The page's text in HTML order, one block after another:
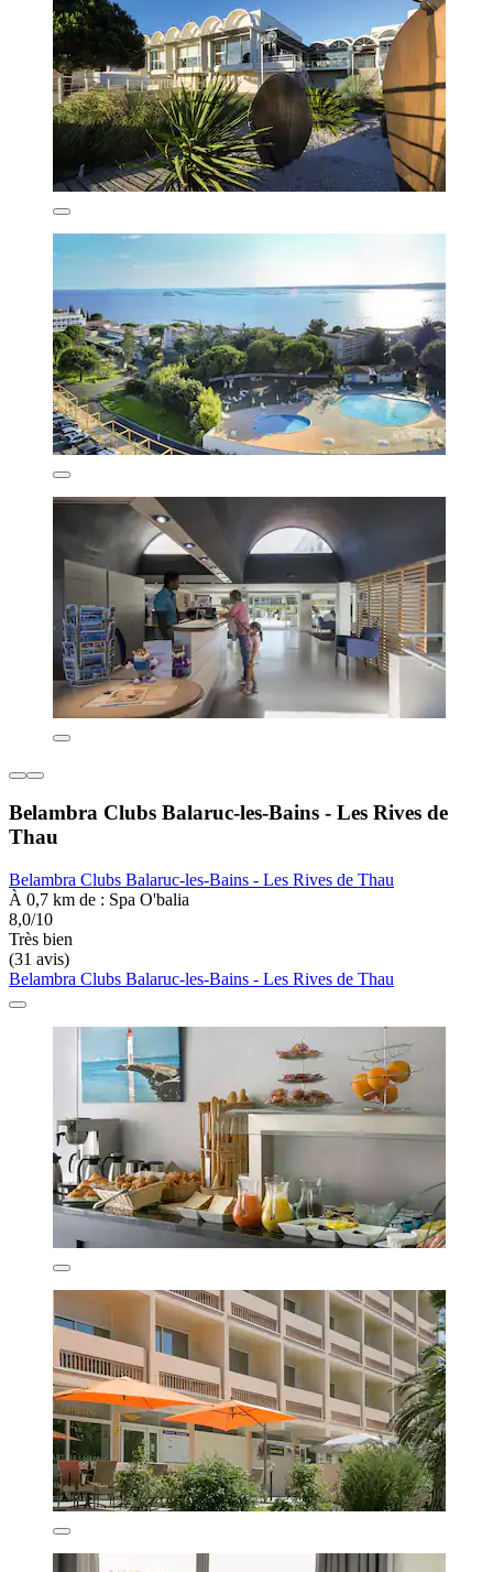
Belambra Clubs Balaruc-les-Bains - Les Rives de
Thau
Belambra Clubs Balaruc-les-Bains - Les Rives de Thau
À 0,7 km de : Spa O'balia
8,0/10
Très bien
(31 avis)
Belambra Clubs Balaruc-les-Bains - Les Rives de Thau